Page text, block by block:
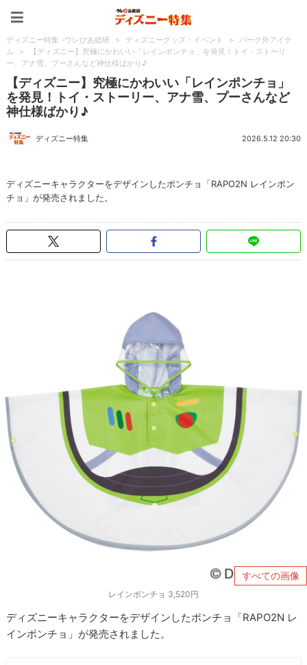
ディズニー特集 -ウレぴあ総研 > ディズニーグッズ・イベント >
パーク外アイテ
ム
>
【ディズニー】究極にかわいい「レインポンチョ」を発見！トイ・ストーリ
ー、アナ雪、プーさんなど神仕様ばかり♪
【ディズニー】究極にかわいい「レインポンチョ」
を発見！トイ・ストーリー、アナ雪、プーさんなど
神仕様ばかり♪
ディズニー特集 2026.5.12 20:30
ディズニーキャラクターをデザインしたポンチョ「RAPO2N レインポン
チョ」が発売されました。
すべての画像
レインポンチョ 3,520円
ディズニーキャラクターをデザインしたポンチョ「RAPO2N レ
インポンチョ」が発売されました。